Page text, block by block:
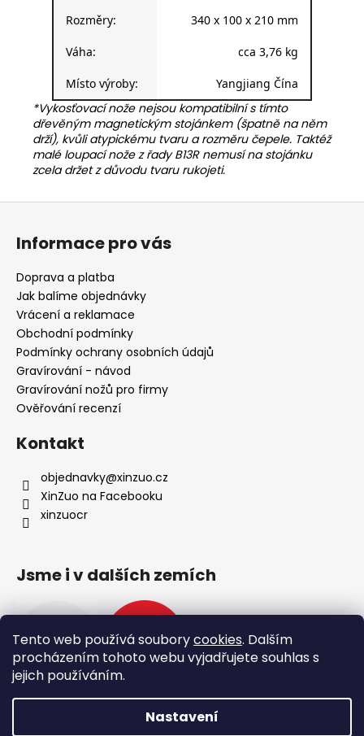
Tento web používá souborycookies. Dalším
procházením tohoto webu vyjadřujete souhlas s
jejich používáním.
Nastavení
Rozměry: 340 x 100 x 210 mm
Váha: cca 3,76 kg
Místo výroby: Yangjiang Čína
*Vykosťovací nože nejsou kompatibilní s tímto
dřevěným magnetickým stojánkem (špatně na něm
drží), kvůli atypickému tvaru a rozměru čepele. Taktéž
malé loupací nože z řady B13R nemusí na stojánku
zcela držet z důvodu tvaru rukojeti.
Z
Informace pro vás
Doprava a platba
Jak balíme objednávky
Vrácení a reklamace
Obchodní podmínky
Podmínky ochrany osobních údajů
Gravírování - návod
Gravírování nožů pro firmy
Ověřování recenzí
Kontakt
objednavky@xinzuo.cz
XinZuo na Facebooku
xinzuocr
Jsme i v dalších zemích